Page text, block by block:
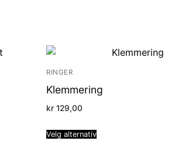
RINGER
Klemmering
kr 129,00
Velg alternativ